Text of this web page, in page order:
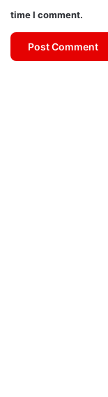
time I comment.